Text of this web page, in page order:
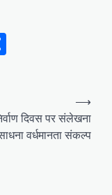
दिवस पर संलेखना
वर्धमानता संकल्प
⟶